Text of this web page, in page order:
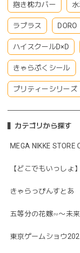
抱き枕カバー
ラプラス DORO
ハイスクールD×D
きゃらぷくシール
プリティーシリーズ
カテゴリから探す
MEGA NIKKE STORE
【どこでもいっし
きゃらっぴんすとあ
五等分の花嫁∽〜未
東京ゲームショウ